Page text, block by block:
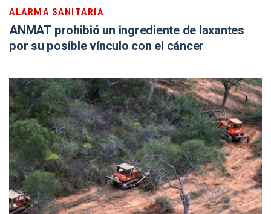
ALARMA SANITARIA
ANMAT prohibió un ingrediente de laxantes
por su posible vínculo con el cáncer